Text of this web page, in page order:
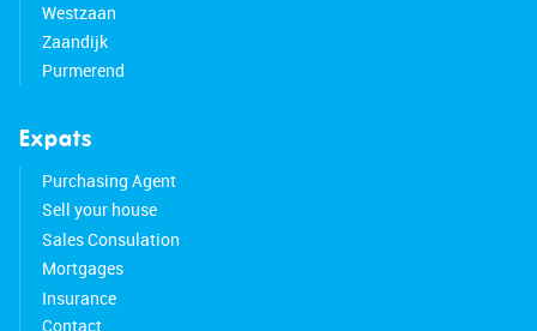
Westzaan
Zaandijk
Purmerend
Expats
Purchasing Agent
Sell your house
Sales Consulation
Mortgages
Insurance